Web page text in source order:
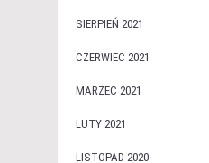
SIERPIEŃ 2021
CZERWIEC 2021
MARZEC 2021
LUTY 2021
LISTOPAD 2020